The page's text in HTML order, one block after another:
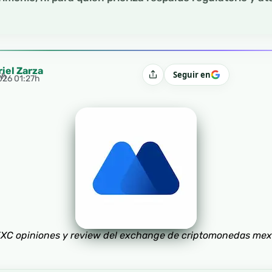
Zarza
01:27h CompartirSeguir en
opiniones y review del exchange de criptomonedas